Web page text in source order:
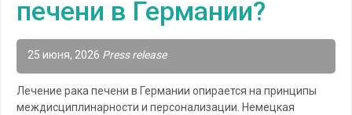
печени в Германии?
25 июня, 2026 Press release
Лечение рака печени в Германии опирается на принципы
междисциплинарности и персонализации. Немецкая